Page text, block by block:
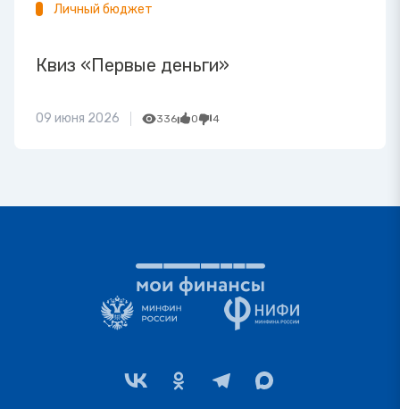
Личный бюджет
Квиз «Первые деньги»
09 июня 2026 336 0 4